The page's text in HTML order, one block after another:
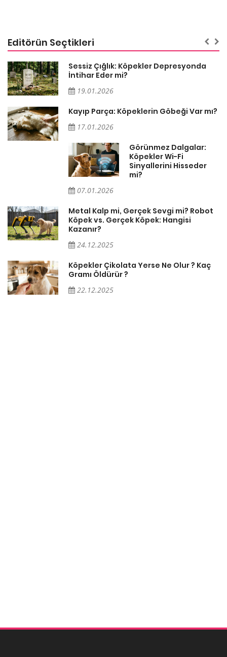
Editörün Seçtikleri
Sessiz Çığlık: Köpekler Depresyonda
İntihar Eder mi?
19.01.2026
Kayıp Parça: Köpeklerin Göbeği Var mı?
17.01.2026
Görünmez Dalgalar:
Köpekler Wi-Fi
Sinyallerini Hisseder
mi?
07.01.2026
Metal Kalp mi, Gerçek Sevgi mi? Robot
Köpek vs. Gerçek Köpek: Hangisi
Kazanır?
24.12.2025
Köpekler Çikolata Yerse Ne Olur ? Kaç
Gramı Öldürür ?
22.12.2025